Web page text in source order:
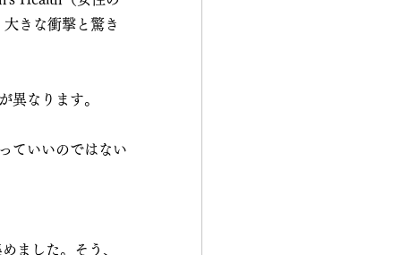
きな衝撃と驚き
異なります。
ていいのではない
ました。そう、